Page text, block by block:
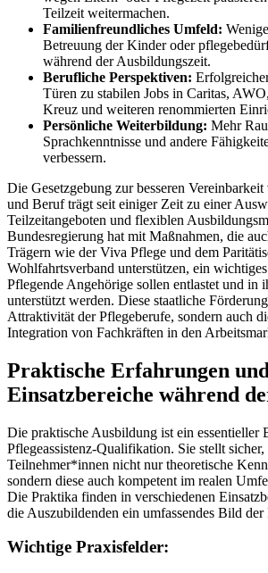
Teilzeit weitermachen.
Familienfreundliches Umfeld:
Betreuung der Kinder oder
während der Ausbildungszeit.
Berufliche Perspektiven:
Türen zu stabilen Jobs in Caritas,
Kreuz und weiteren renommierten
Persönliche Weiterbildung: Mehr
Sprachkenntnisse und andere
verbessern.
Die Gesetzgebung zur besseren
und Beruf trägt seit einiger Zeit zu einer
Teilzeitangeboten und flexiblen
Bundesregierung hat mit Maßnahmen, die
Trägern wie der Viva Pflege und dem
Wohlfahrtsverband unterstützen, ein
Pflegende Angehörige sollen entlastet und in
unterstützt werden. Diese staatliche
Attraktivität der Pflegeberufe, sondern auch
Integration von Fachkräften in den
Praktische Erfahrungen und
Einsatzbereiche während
Die praktische Ausbildung ist ein essentieller
Pflegeassistenz-Qualifikation. Sie stellt sicher,
Teilnehmer*innen nicht nur theoretische
sondern diese auch kompetent im realen
Die Praktika finden in verschiedenen
die Auszubildenden ein umfassendes Bild der
Wichtige Praxisfelder: